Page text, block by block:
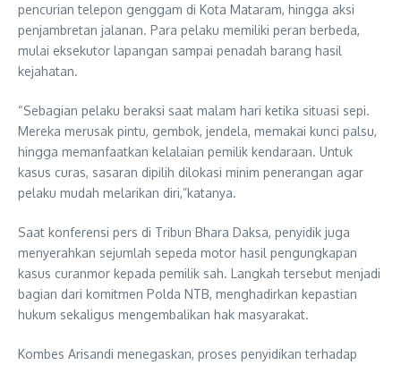
pencurian telepon genggam di Kota Mataram, hingga aksi
penjambretan jalanan. Para pelaku memiliki peran berbeda,
mulai eksekutor lapangan sampai penadah barang hasil
kejahatan.
“Sebagian pelaku beraksi saat malam hari ketika situasi sepi.
Mereka merusak pintu, gembok, jendela, memakai kunci palsu,
hingga memanfaatkan kelalaian pemilik kendaraan. Untuk
kasus curas, sasaran dipilih dilokasi minim penerangan agar
pelaku mudah melarikan diri,”katanya.
Saat konferensi pers di Tribun Bhara Daksa, penyidik juga
menyerahkan sejumlah sepeda motor hasil pengungkapan
kasus curanmor kepada pemilik sah. Langkah tersebut menjadi
bagian dari komitmen Polda NTB, menghadirkan kepastian
hukum sekaligus mengembalikan hak masyarakat.
Kombes Arisandi menegaskan, proses penyidikan terhadap